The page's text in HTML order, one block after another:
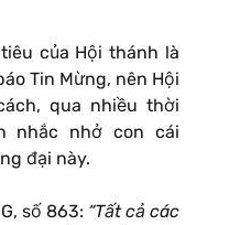
của Hội thánh là
Tin Mừng, nên Hội
qua nhiều thời
nhắc nhở con cái
đại này.
số 863: “Tất cả các